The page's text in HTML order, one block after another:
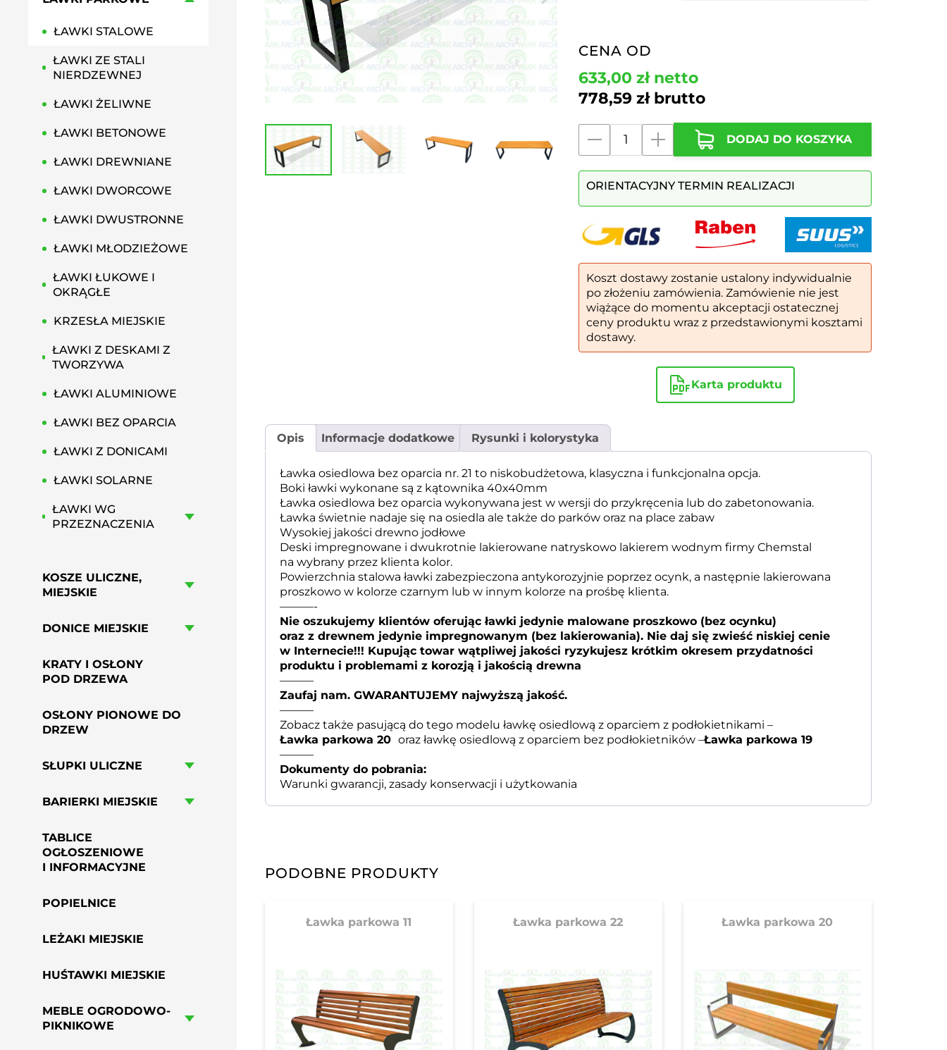
GRILLE PARKOWE, OSIEDLOWE
PERGOLE MIEJSKIE
CENA OD
633,00złnetto
778,59złbrutto
parkowa
21
DODAJ DO KOSZYKA
ORIENTACYJNY TERMIN REALIZACJI
Koszt dostawy zostanie ustalony indywidualnie
po złożeniu zamówienia. Zamówienie nie jest
wiążące do momentu akceptacji ostatecznej
ceny produktu wraz z przedstawionymi kosztami
dostawy.
Karta produktu
Opis Informacje dodatkowe Rysunki i kolorystyka
Ławka osiedlowa bez oparcia nr. 21 to niskobudżetowa, klasyczna i funkcjonalna opcja.
Boki ławki wykonane są z kątownika 40x40mm
Ławka osiedlowa bez oparcia wykonywana jest w wersji do przykręcenia lub do zabetonowania.
Ławka świetnie nadaje się na osiedla ale także do parków oraz na place zabaw
Wysokiej jakości drewno jodłowe
Deski impregnowane i dwukrotnie lakierowane natryskowo lakierem wodnym firmy Chemstal
na wybrany przez klienta kolor.
Powierzchnia stalowa ławki zabezpieczona antykorozyjnie poprzez ocynk, a następnie lakierowana
proszkowo w kolorze czarnym lub w innym kolorze na prośbę klienta.
———-
Nie oszukujemy klientów oferując ławki jedynie malowane proszkowo (bez ocynku)
oraz z drewnem jedynie impregnowanym (bez lakierowania). Nie daj się zwieść niskiej cenie
w Internecie!!! Kupując towar wątpliwej jakości ryzykujesz krótkim okresem przydatności
produktu i problemami z korozją i jakością drewna
———
Zaufaj nam. GWARANTUJEMY najwyższą jakość.
———
Zobacz także pasującą do tego modelu ławkę osiedlową z oparciem z podłokietnikami –
Ławka parkowa 20 oraz ławkę osiedlową z oparciem bez podłokietników –Ławka parkowa 19
———
Dokumenty do pobrania:
Warunki gwarancji, zasady konserwacji i użytkowania
PODOBNE PRODUKTY
Ławka parkowa 11 Ławka parkowa 22 Ławka parkowa 20
ŁAWKI STALOWE
ŁAWKI ZE STALI
NIERDZEWNEJ
ŁAWKI ŻELIWNE
ŁAWKI BETONOWE
ŁAWKI DREWNIANE
ŁAWKI DWORCOWE
ŁAWKI DWUSTRONNE
ŁAWKI MŁODZIEŻOWE
ŁAWKI ŁUKOWE I
OKRĄGŁE
KRZESŁA MIEJSKIE
ŁAWKI Z DESKAMI Z
TWORZYWA
ŁAWKI ALUMINIOWE
ŁAWKI BEZ OPARCIA
ŁAWKI Z DONICAMI
ŁAWKI SOLARNE
ŁAWKI WG
PRZEZNACZENIA
KOSZE ULICZNE,
MIEJSKIE
DONICE MIEJSKIE
KRATY I OSŁONY
POD DRZEWA
OSŁONY PIONOWE DO
DRZEW
SŁUPKI ULICZNE
BARIERKI MIEJSKIE
TABLICE
OGŁOSZENIOWE
I INFORMACYJNE
POPIELNICE
LEŻAKI MIEJSKIE
HUŚTAWKI MIEJSKIE
MEBLE OGRODOWO-
PIKNIKOWE